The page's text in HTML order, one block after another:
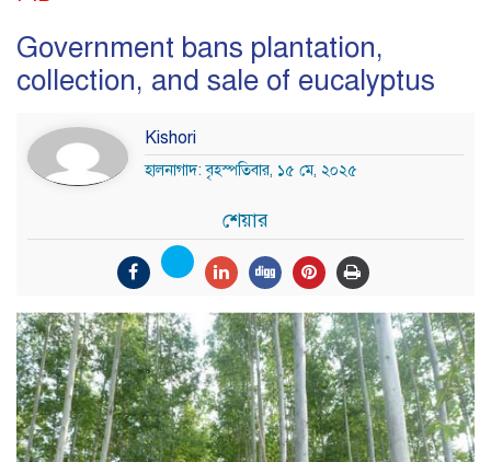
Government bans plantation,
collection, and sale of eucalyptus
Kishori
হালনাগাদ: বৃহস্পতিবার, ১৫ মে, ২০২৫
শেয়ার